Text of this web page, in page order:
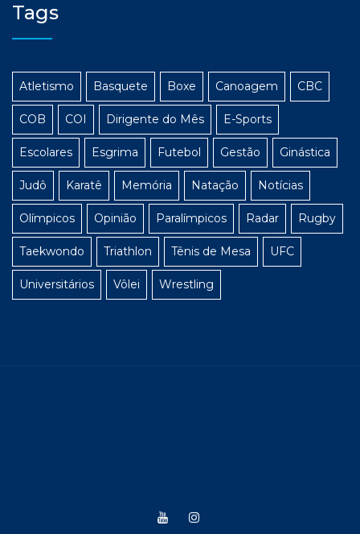
Tags
Atletismo Basquete Boxe Canoagem CBC
COB COI Dirigente do Mês E-Sports
Escolares Esgrima Futebol Gestão Ginástica
Judô Karatê Memória Natação Notícias
Olímpicos Opinião Paralímpicos Radar Rugby
Taekwondo Triathlon Tênis de Mesa UFC
Universitários Vôlei Wrestling